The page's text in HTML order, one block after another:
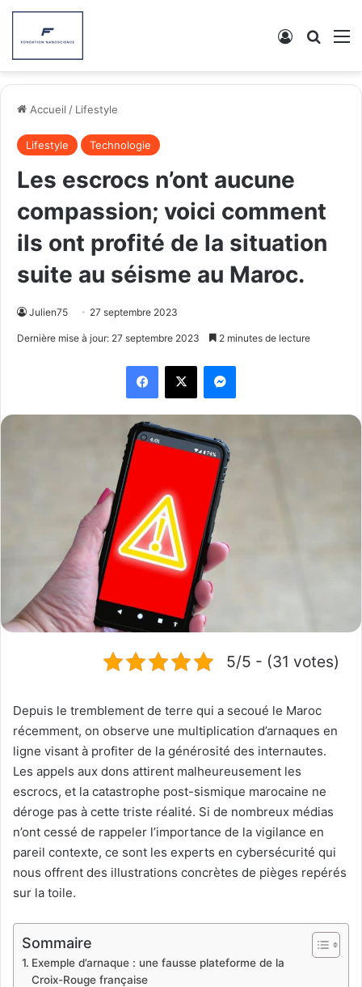
Connexion
Accueil / Lifestyle
Lifestyle Technologie
Les escrocs n’ont aucune
compassion; voici comment
ils ont profité de la situation
suite au séisme au Maroc.
Julien75 27 septembre 2023
Dernière mise à jour: 27 septembre 2023 2 minutes de lecture
Facebook
X Messenger
5/5 - (31 votes)
Depuis le tremblement de terre qui a secoué le Maroc
récemment, on observe une multiplication d’arnaques en
ligne visant à profiter de la générosité des internautes.
Les appels aux dons attirent malheureusement les
escrocs, et la catastrophe post-sismique marocaine ne
déroge pas à cette triste réalité. Si de nombreux médias
n’ont cessé de rappeler l’importance de la vigilance en
pareil contexte, ce sont les experts en cybersécurité qui
nous offrent des illustrations concrètes de pièges repérés
sur la toile.
Sommaire
Exemple d’arnaque : une fausse plateforme de la
Croix-Rouge française